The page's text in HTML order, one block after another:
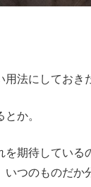
法にしておき
か。
期待している
つのものだ